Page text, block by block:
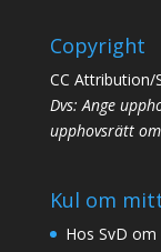
Copyright
CC Attribution/
Dvs: Ange
upphovsrätt
Kul om
Hos SvD